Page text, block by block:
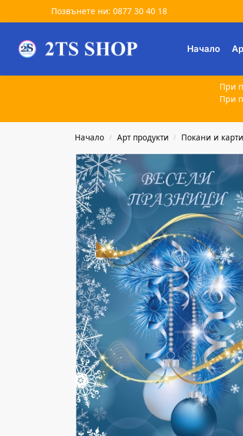
Позвънете ни: 0877 30 40 18
Начало
Търсене
При
При
Начало / Арт продукти / Покани и